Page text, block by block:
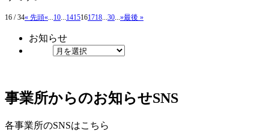
16 / 34« 先頭«...10...1415161718...30...»最後 »
お知らせ
事業所からのお知らせSNS
各事業所のSNSはこちら